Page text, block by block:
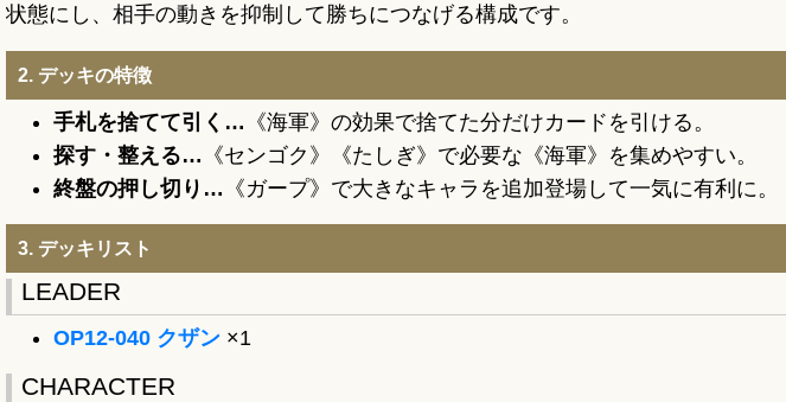
状態にし、相手の動きを抑制して勝ちにつなげる構成です。
2. デッキの特徴
手札を捨てて引く… 《海軍》の効果で捨てた分だけカードを引ける。
探す・整える… 《センゴク》《たしぎ》で必要な《海軍》を集めやすい。
終盤の押し切り… 《ガープ》で大きなキャラを追加登場して一気に有利に。
3. デッキリスト
LEADER
OP12-040 クザン ×1
CHARACTER